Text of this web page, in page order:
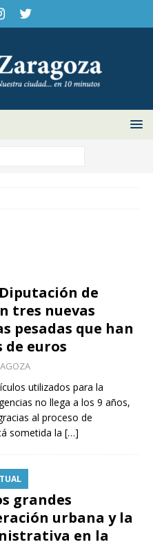
de
tres nuevas
pesadas que han
de euros
utilizados para la
no llega a los 9 años,
al proceso de
sometida la […]
grandes
urbana y la
en la